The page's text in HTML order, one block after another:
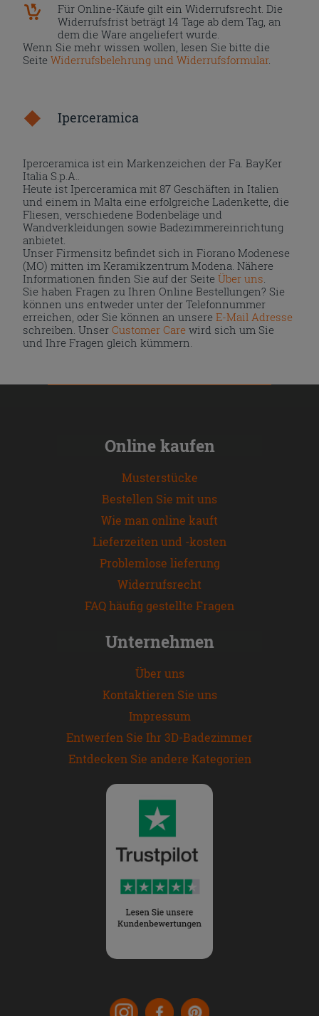
Für Online-Käufe gilt ein Widerrufsrecht. Die
Widerrufsfrist beträgt 14 Tage ab dem Tag, an
dem die Ware angeliefert wurde.
Wenn Sie mehr wissen wollen, lesen Sie bitte die
SeiteWiderrufsbelehrung und Widerrufsformular.
Iperceramica
Iperceramica ist ein Markenzeichen der Fa. BayKer
Italia S.p.A..
Heute ist Iperceramica mit 87 Geschäften in Italien
und einem in Malta eine erfolgreiche Ladenkette, die
Fliesen, verschiedene Bodenbeläge und
Wandverkleidungen sowie Badezimmereinrichtung
anbietet.
Unser Firmensitz befindet sich in Fiorano Modenese
(MO) mitten im Keramikzentrum Modena. Nähere
Informationen finden Sie auf der Seite Über uns
Sie haben Fragen zu Ihren Online Bestellungen? Sie
können uns entweder unter der Telefonnummer
erreichen, oder Sie können an unsereE-Mail Adresse
schreiben. UnserCustomer Care wird sich um Sie
und Ihre Fragen gleich kümmern.
Online kaufen
Musterstücke
Bestellen Sie mit uns
Wie man online kauft
Lieferzeiten und -kosten
Problemlose lieferung
Widerrufsrecht
FAQ häufig gestellte Fragen
Unternehmen
Über uns
Kontaktieren Sie uns
Impressum
Entwerfen Sie Ihr 3D-Badezimmer
Entdecken Sie andere Kategorien